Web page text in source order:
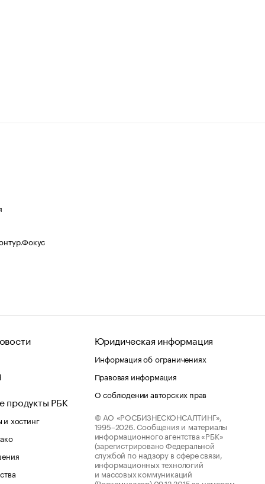
продукты РБК
хостинг
Юридическая информация
Информация об ограничениях
Правовая информация
О соблюдении авторских прав
© АО «РОСБИЗНЕСКОНСАЛТИНГ»,
1995–2026. Сообщения и материалы
информационного агентства «РБК»
(зарегистрировано Федеральной
службой по надзору в сфере связи,
информационных технологий
и массовых коммуникаций